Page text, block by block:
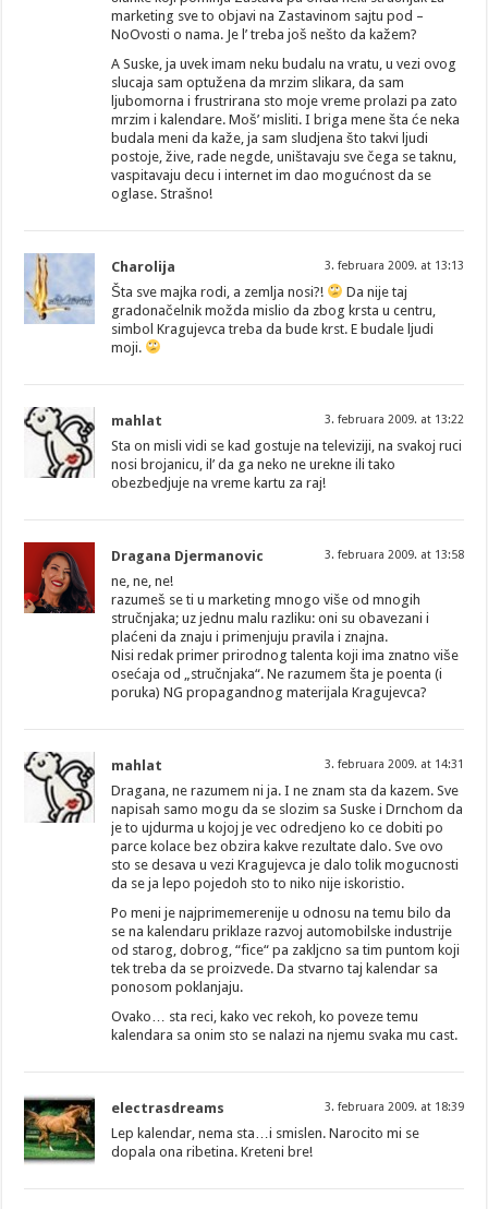
marketing sve to objavi na Zastavinom sajtu pod –
NoOvosti o nama. Je l’ treba još nešto da kažem?
A Suske, ja uvek imam neku budalu na vratu, u vezi ovog
slucaja sam optužena da mrzim slikara, da sam
ljubomorna i frustrirana sto moje vreme prolazi pa zato
mrzim i kalendare. Moš’ misliti. I briga mene šta će neka
budala meni da kaže, ja sam sludjena što takvi ljudi
postoje, žive, rade negde, uništavaju sve čega se taknu,
vaspitavaju decu i internet im dao mogućnost da se
oglase. Strašno!
Charolija 3. februara 2009. at 13:13
Šta sve majka rodi, a zemlja nosi?!
Da nije taj
gradonačelnik možda mislio da zbog krsta u centru,
simbol Kragujevca treba da bude krst. E budale ljudi
moji.
mahlat 3. februara 2009. at 13:22
Sta on misli vidi se kad gostuje na televiziji, na svakoj ruci
nosi brojanicu, il’ da ga neko ne urekne ili tako
obezbedjuje na vreme kartu za raj!
Dragana Djermanovic 3. februara 2009. at 13:58
ne, ne, ne!
razumeš se ti u marketing mnogo više od mnogih
stručnjaka; uz jednu malu razliku: oni su obavezani i
plaćeni da znaju i primenjuju pravila i znajna.
Nisi redak primer prirodnog talenta koji ima znatno više
osećaja od „stručnjaka“. Ne razumem šta je poenta (i
poruka) NG propagandnog materijala Kragujevca?
mahlat 3. februara 2009. at 14:31
Dragana, ne razumem ni ja. I ne znam sta da kazem. Sve
napisah samo mogu da se slozim sa Suske i Drnchom da
je to ujdurma u kojoj je vec odredjeno ko ce dobiti po
parce kolace bez obzira kakve rezultate dalo. Sve ovo
sto se desava u vezi Kragujevca je dalo tolik mogucnosti
da se ja lepo pojedoh sto to niko nije iskoristio.
Po meni je najprimemerenije u odnosu na temu bilo da
se na kalendaru priklaze razvoj automobilske industrije
od starog, dobrog, “fice“ pa zakljcno sa tim puntom koji
tek treba da se proizvede. Da stvarno taj kalendar sa
ponosom poklanjaju.
Ovako… sta reci, kako vec rekoh, ko poveze temu
kalendara sa onim sto se nalazi na njemu svaka mu cast.
electrasdreams 3. februara 2009. at 18:39
Lep kalendar, nema sta…i smislen. Narocito mi se
dopala ona ribetina. Kreteni bre!